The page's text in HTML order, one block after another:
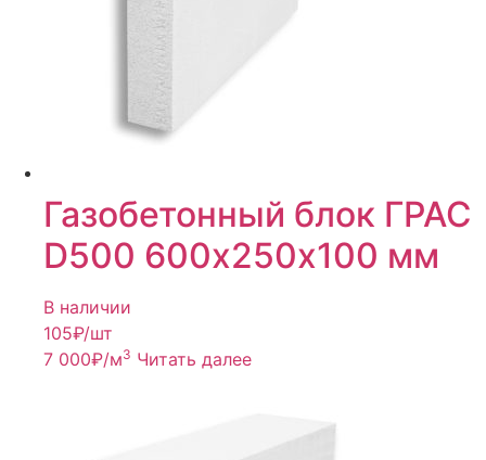
Газобетонный блок ГРАС
D500 600х250х100 мм
В наличии
105₽/шт
7 000₽/м3 Читать далее